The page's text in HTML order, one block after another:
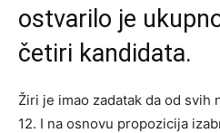
ostvarilo je
četiri kandidata.
Žiri je imao zadatak da od svih
12. I na osnovu propozicija